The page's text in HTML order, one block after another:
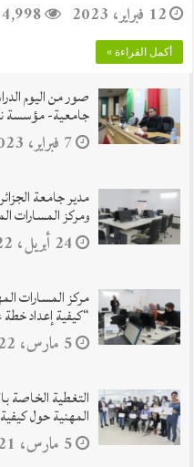
12 فبراير، 2023 4,998
أكمل القراءة »
صور من اليوم
جامعية- مؤسسة
7 فبراير، 2023
ومركز المسارات
24 أبريل، 2022
“كيفية إعداد
5 مارس، 2022
التغطية الخاصة
المهنية حول
5 مارس، 2021